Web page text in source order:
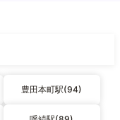
豊田本町駅(94)